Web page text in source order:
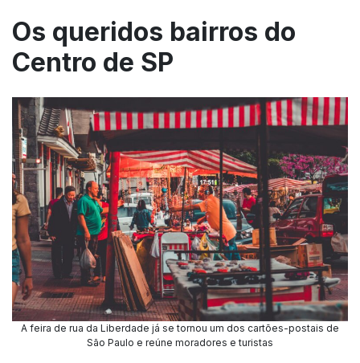
Os queridos bairros do
Centro de SP
A feira de rua da Liberdade já se tornou um dos cartões-postais de
São Paulo e reúne moradores e turistas